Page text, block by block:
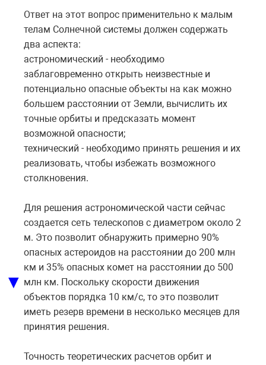
Ответ на этот вопрос применительно к малым
телам Солнечной системы должен содержать
два аспекта:
астрономический - необходимо
заблаговременно открыть неизвестные и
потенциально опасные объекты на как можно
большем расстоянии от Земли, вычислить их
точные орбиты и предсказать момент
возможной опасности;
технический - необходимо принять решения и их
реализовать, чтобы избежать возможного
столкновения.
Для решения астрономической части сейчас
создается сеть телескопов с диаметром около 2
м. Это позволит обнаружить примерно 90%
опасных астероидов на расстоянии до 200 млн
км и 35% опасных комет на расстоянии до 500
млн км. Поскольку скорости движения
объектов порядка 10 км/с, то это позволит
иметь резерв времени в несколько месяцев для
принятия решения.
Точность теоретических расчетов орбит и
▼